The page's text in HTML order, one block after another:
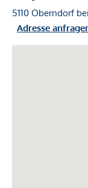
5110 Oberndorf
Adresse